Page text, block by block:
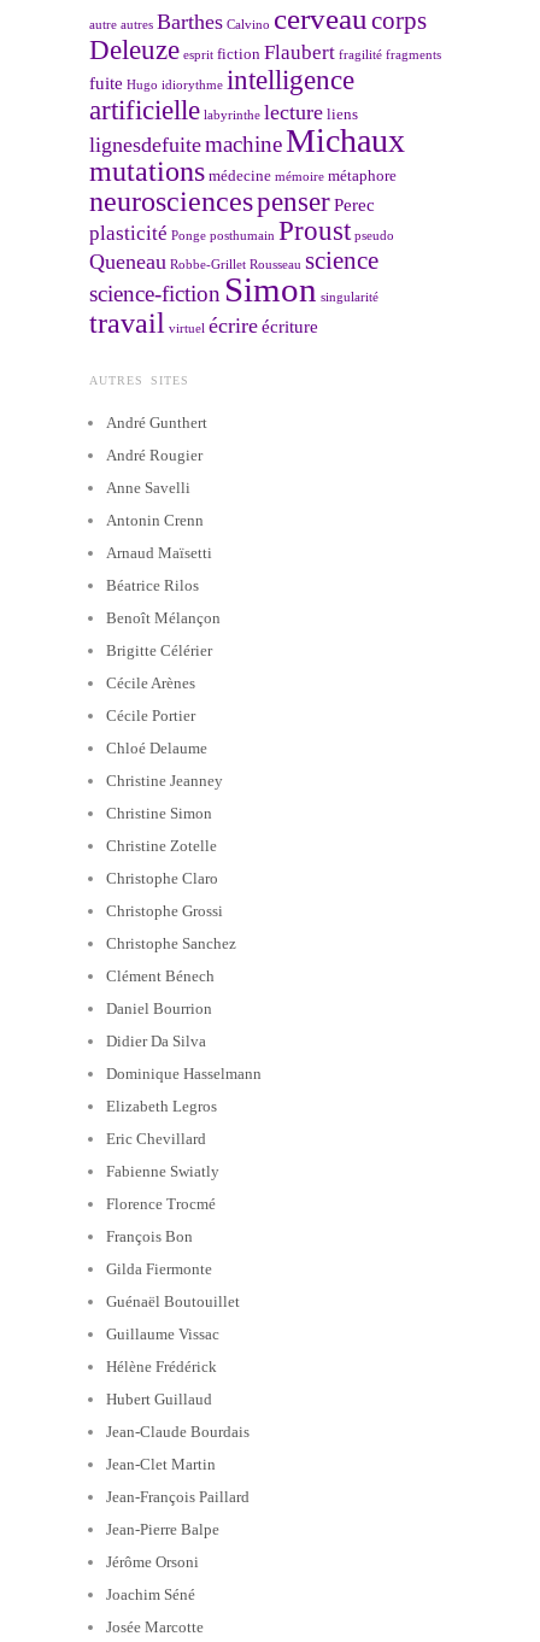
autre autres Barthes Calvino cerveau corps
Deleuze esprit fiction Flaubert fragilité fragments
fuite Hugo idiorythme intelligence
artificielle labyrinthe lecture liens
lignesdefuitemachineMichaux
mutations médecine mémoire métaphore
neurosciencespenserPerec
plasticité Ponge posthumain Proust pseudo
Queneau Robbe-Grillet Rousseau science
science-fiction Simon singularité
travail virtuel écrireécriture
AUTRES SITES
André Gunthert
André Rougier
Anne Savelli
Antonin Crenn
Arnaud Maïsetti
Béatrice Rilos
Benoît Mélançon
Brigitte Célérier
Cécile Arènes
Cécile Portier
Chloé Delaume
Christine Jeanney
Christine Simon
Christine Zotelle
Christophe Claro
Christophe Grossi
Christophe Sanchez
Clément Bénech
Daniel Bourrion
Didier Da Silva
Dominique Hasselmann
Elizabeth Legros
Eric Chevillard
Fabienne Swiatly
Florence Trocmé
François Bon
Gilda Fiermonte
Guénaël Boutouillet
Guillaume Vissac
Hélène Frédérick
Hubert Guillaud
Jean-Claude Bourdais
Jean-Clet Martin
Jean-François Paillard
Jean-Pierre Balpe
Jérôme Orsoni
Joachim Séné
Josée Marcotte